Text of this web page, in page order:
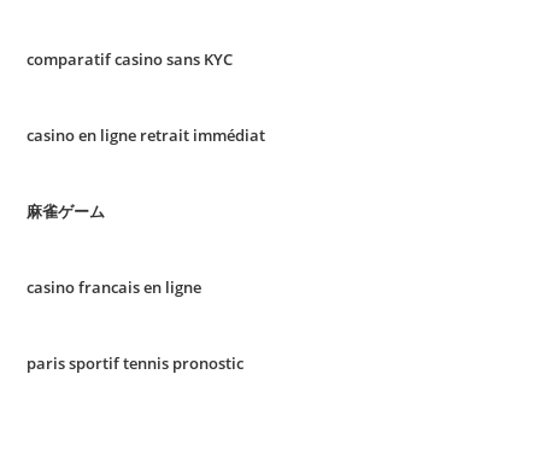
comparatif casino sans KYC
casino en ligne retrait immédiat
麻雀ゲーム
casino francais en ligne
paris sportif tennis pronostic